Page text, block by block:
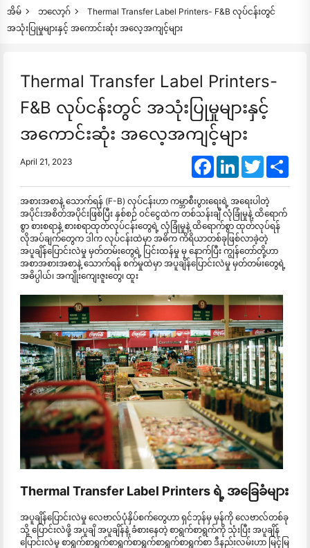
အိမ် ဘလော့ဂ်
Thermal Transfer Label Printers- F&B လုပ်ငန်းတွင်
အသုံးပြုမှုများနှင့် အကောင်းဆုံး အလေ့အကျင့်များ
Thermal Transfer Label Printers-
F&B လုပ်ငန်းတွင် အသုံးပြုမှုများနှင့်
အကောင်းဆုံး အလေ့အကျင့်များ
April 21, 2023 FacebookLinkedInTwitter
အစားအစာနဲ့ သောက်ရန် (F-B) လုပ်ငန်းဟာ ကမ္ဘာစီးပွားရေးရဲ့ အရေးပါတဲ့
အပိုင်းအစိတ်အပိုင်းဖြစ်ပြီး နှစ်စဉ် ဝင်ငွေထဲက တစ်သန်းချီ လုံခြုံမှုနဲ့ ထိရောက်
စွာ စားစရာနဲ့ စားစရာထုတ်လုပ်ငန်းတွေရဲ့ လုံခြုံမှုနဲ့ ထိရောက်စွာ ထုတ်လုပ်ရန်
လိုအပ်ချက်တွေက ဒါက လုပ်ငန်းထဲမှာ အဓိက ကိရိယာတစ်ခုဖြစ်လာခဲ့တဲ့
အပူချိန်ပြောင်းလဲမှု မှတ်တမ်းတွေရဲ့ ပြင်းထန်မှု မှ နောက်ပြီး ကျွန်တော်တို့ဟာ
အစာအစားအစာနဲ့ သောက်ရန် စက်မှုထဲမှာ အပူချိန်ပြောင်းလဲမှု မှတ်တမ်းတွေရဲ့
အဓိပ္ပါယ်၊ အကျိုးကျေးဇူးတွေ၊ ထူး
Thermal Transfer Label Printers ရဲ့ အခြေခံများ
အပူချိန်ပြောင်းလဲမှု လေဗာလ်ပုံနှိပ်စက်တွေဟာ ရှင်ဘုန်မှ မှန်ကို လေဗာလ်တစ်ခု
သို့ ပြောင်းလဲဖို့ အပူချိ အပူချိန်နဲ့ ခံစားနေတဲ့ စာရွက်စာရွက်ကို သုံးပြီး အပူချိန်
ပြောင်းလဲမှု စာရွက်စာရွက်စာရွက်စာရွက်စာရွက်စာရွက်စာ ဒီနည်းလမ်းဟာ မြင့်မြ